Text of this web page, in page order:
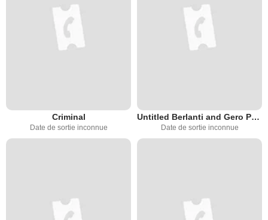
Criminal
Date de sortie inconnue
Untitled Berlanti and Gero Project
Date de sortie inconnue